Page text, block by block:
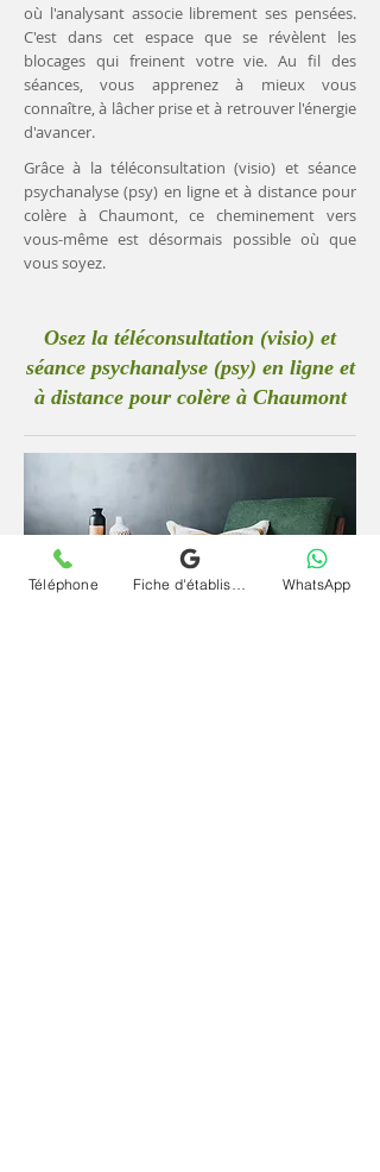
où l'analysant associe librement ses pensées.
C'est dans cet espace que se révèlent les
blocages qui freinent votre vie. Au fil des
séances, vous apprenez à mieux vous
connaître, à lâcher prise et à retrouver l'énergie
d'avancer.
Grâce à la téléconsultation (visio) et séance
psychanalyse (psy) en ligne et à distance pour
colère à Chaumont, ce cheminement vers
vous-même est désormais possible où que
vous soyez.
Osez la téléconsultation (visio) et
séance psychanalyse (psy) en ligne et
à distance pour colère à Chaumont
Téléphone WhatsApp